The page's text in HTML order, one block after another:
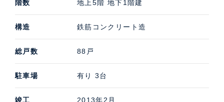
階数 地上5階 地下1階建
構造 鉄筋コンクリート造
総戸数 88戸
駐車場 有り 3台
竣工 2013年2月